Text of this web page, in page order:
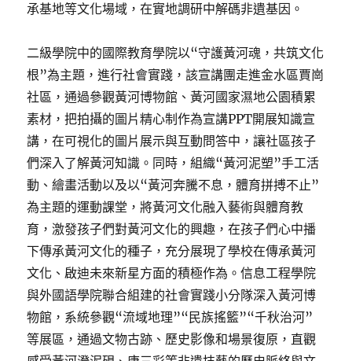
承基地等文化場域，在實地調研中解碼非遺基因。
二級學院中的國際教育學院以“守護黃河魂，共筑文化
根”為主題，進行社會實踐，該宣講團走進金水區賈崗
社區，通過參觀黃河博物館、黃河國家濕地公園積累
素材，把拍攝的圖片精心制作為宣講PPT開展知識宣
講，在可視化的圖片展示與互動問答中，讓社區孩子
們深入了解黃河知識。同時，組織“黃河泥塑”手工活
動、繪畫活動以及以“黃河奔騰不息，體育拼搏不止”
為主題的運動課堂，將黃河文化融入藝術與體育教
育，激發孩子們對黃河文化的興趣，在孩子們心中播
下傳承黃河文化的種子，充分展現了學校在傳承黃河
文化、啟迪未來新星方面的積極作為。信息工程學院
與外國語學院聯合組建的社會實踐小分隊深入黃河博
物館，系統參觀“流域地理”“民族搖籃”“千秋治河”
等展區，通過文物古跡、歷史影像和場景復原，直觀